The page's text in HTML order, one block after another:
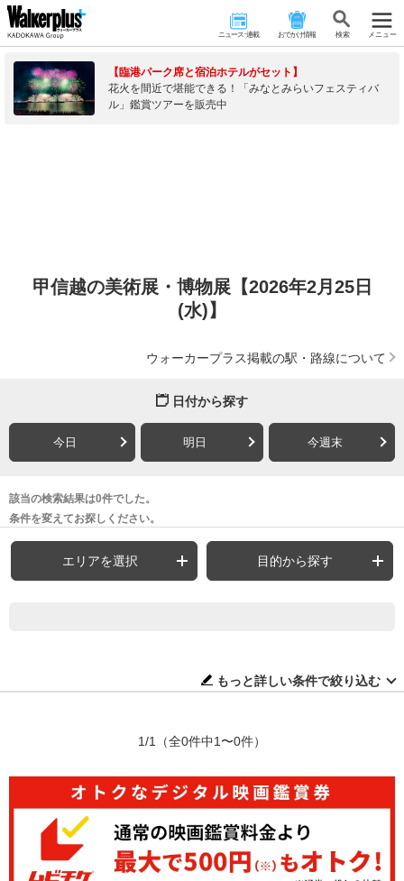
ニュース･連載 おでかけ情報 検 索 メニュー
【臨港パーク席と宿泊ホテルがセット】
花火を間近で堪能できる！「みなとみらいフェスティバ
ル」鑑賞ツアーを販売中
甲信越の美術展・博物展【2026年2月25日
(水)】
ウォーカープラス掲載の駅・路線について
日付から探す
今日 明日 今週末
該当の検索結果は0件でした。
条件を変えてお探しください。
エリアを選択 目的から探す
もっと詳しい条件で絞り込む
1/1 （全0件中1〜0件）